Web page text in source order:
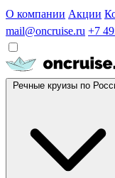
О компании Акции
mail@oncruise.ru +7